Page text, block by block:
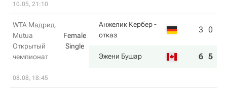
10.05, 21:10
WTA Мадрид.
Mutua
Открытый
чемпионат
Female
Single
Анжелик Кербер-
отказ
3 0
Эжени Бушар 6 5
08.08, 18:45